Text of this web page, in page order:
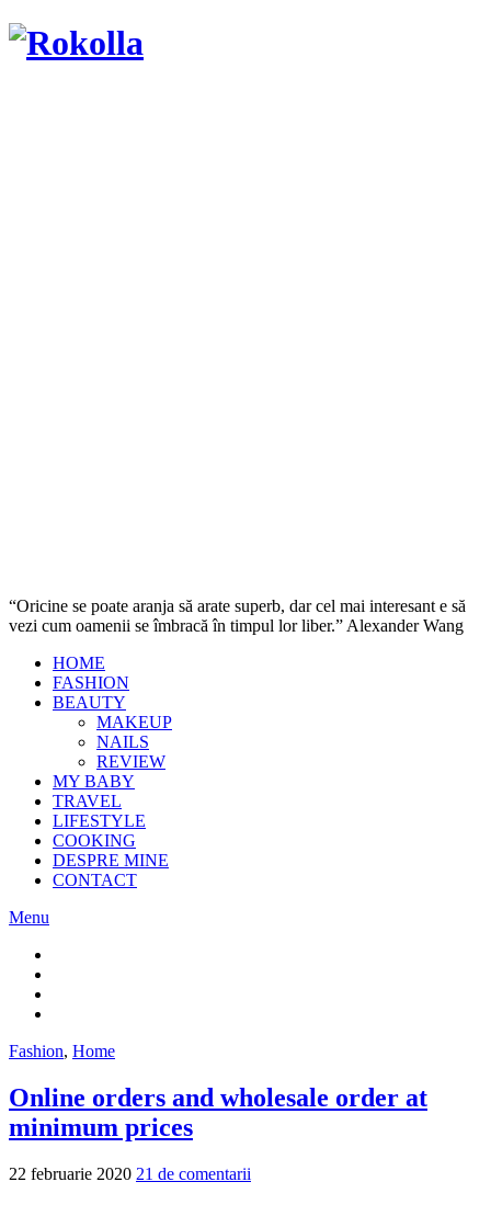
“Oricine se poate aranja să arate superb, dar cel mai interesant e să
vezi cum oamenii se îmbracă în timpul lor liber.” Alexander Wang
HOME
FASHION
BEAUTY
MAKEUP
NAILS
REVIEW
MY BABY
TRAVEL
LIFESTYLE
COOKING
DESPRE MINE
CONTACT
Menu
Fashion, Home
Online orders and wholesale order at
minimum prices
22 februarie 2020 21 de comentarii